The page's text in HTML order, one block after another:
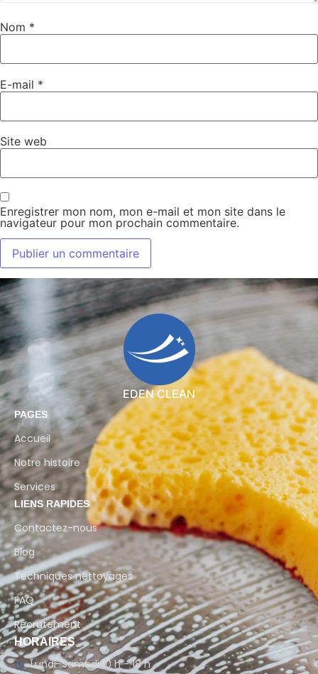
Nom *
E-mail *
Site web
Enregistrer mon nom, mon e-mail et mon site dans le
navigateur pour mon prochain commentaire.
EDEN CLEAN
PAGES
Accueil
Notre histoire
Services
LIENS RAPIDES
Contactez-nous
Blog
Techniques nettoyages
FAQ
Recrutement
HORAIRES
Lundi-Samedi 10 h - 18 h